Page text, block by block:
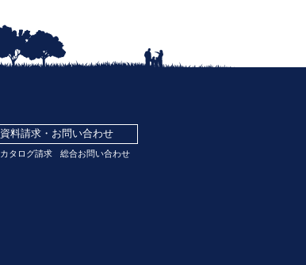
資料請求・お問い合わせ
カタログ請求 総合お問い合わせ